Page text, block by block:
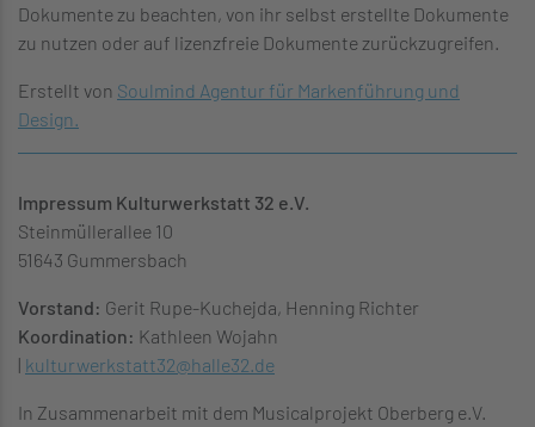
Dokumente zu beachten, von ihr selbst erstellte Dokumente
zu nutzen oder auf lizenzfreie Dokumente zurückzugreifen.
Erstellt von Soulmind Agentur für Markenführung und
Design.
Impressum Kulturwerkstatt 32 e.V.
Steinmüllerallee 10
51643 Gummersbach
Vorstand: Gerit Rupe-Kuchejda, Henning Richter
Koordination: Kathleen Wojahn
| kulturwerkstatt32@halle32.de
In Zusammenarbeit mit dem Musicalprojekt Oberberg e.V.